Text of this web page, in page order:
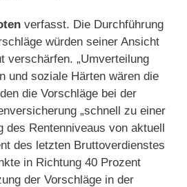
verfasst. Die Durchführung
würden seiner Ansicht
verschärfen. „Umverteilung
und soziale Härten wären die
die Vorschläge bei der
„schnell zu einer
des Rentenniveaus von aktuell
des letzten Bruttoverdienstes
in Richtung 40 Prozent
der Vorschläge in der